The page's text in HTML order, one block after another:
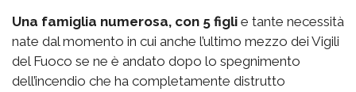
Una famiglia numerosa, con 5 figli e tante necessità
nate dal momento in cui anche l’ultimo mezzo dei Vigili
del Fuoco se ne è andato dopo lo spegnimento
dell’incendio che ha completamente distrutto